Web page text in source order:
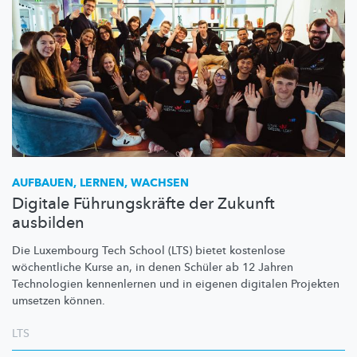
AUFBAUEN, LERNEN, WACHSEN
Digitale Führungskräfte der Zukunft
ausbilden
Die Luxembourg Tech School (LTS) bietet kostenlose
wöchentliche Kurse an, in denen Schüler ab 12 Jahren
Technologien kennenlernen und in eigenen digitalen Projekten
umsetzen können.
LTS